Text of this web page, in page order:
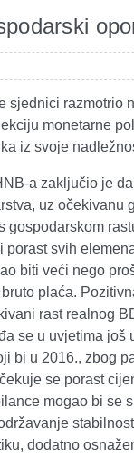
sjednici razmotrio
monetarne
iz svoje
a zaključio je
uz očekivanu
gospodarskom
porast svih
biti veći nego
plaća.
rast realnog
se u uvjetima još
bi u 2016., zbog
se porast
mogao bi se
dodatno